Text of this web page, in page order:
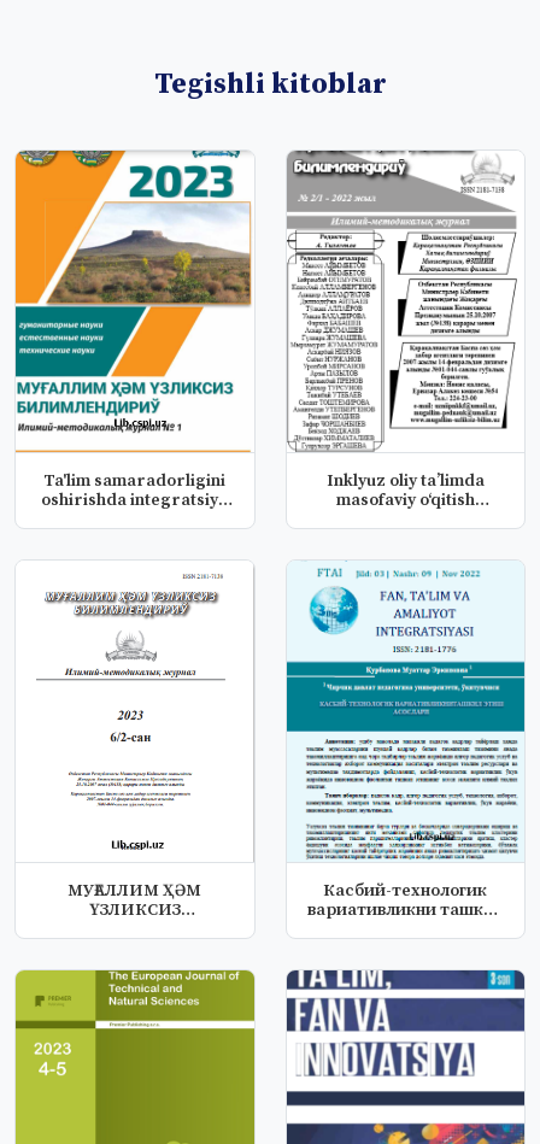
Tegishli kitoblar
Ta'lim samaradorligini
oshirishda integratsiya
Inklyuz oliy ta’limda
masofaviy o‘qitish
МУҒАЛЛИМ ҲӘМ
ҮЗЛИКСИЗ
Касбий-технологик
вариативликни ташкил